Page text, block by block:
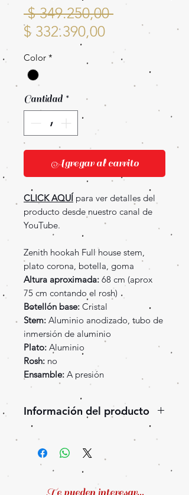
$ 349.250,00 Precio
$ 332.390,00Precio
de
oferta
Color *
Cantidad *
Agregar al carrito
CLICK AQUÍ para ver detalles del
producto desde nuestro canal de
YouTube.
Zenith hookah Full house stem,
plato corona, botella, goma
Altura aproximada: 68 cm (aprox
75 cm contando el rosh)
Botellón base: Cristal
Stem: Aluminio anodizado, tubo de
inmersión de aluminio
Plato: Aluminio
Rosh: no
Ensamble: A presión
Información del producto
aluminio con tratamiento
anodizado. Tiene un diseño
moderno y refinado a la vez. El
adorno central en forma de